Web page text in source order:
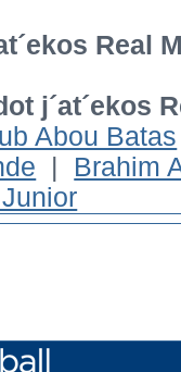
Real
j´at´ekos
Abou Batas
Brahim